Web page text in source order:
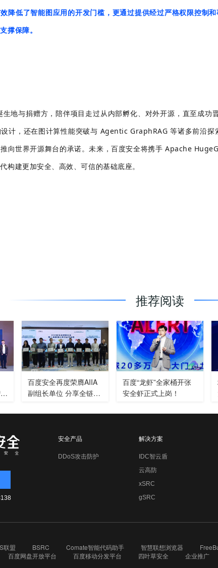
降低了智能图应用的开发门槛，更通过提供经过严格权限控制
撑保障。
地与捐赠方，陪伴项目走过从内部孵化、对外开源，直至成功
计，还在图计算性能突破与 Agentic GraphRAG 等诸多前沿
向世界开源舞台的承诺。未来，百度安全将携手 Apache
构建更加安全、高效、可信的基础底座。
推荐阅读
百度安全再度荣膺AIIA
副组长单位 分享全链路
百度“龙虾”全家桶开张
安全虾正式上岗！
安全产品
DDoS攻击防护
解决方案
IDC智云盾
云高防
xSRC
gSRC
联盟 BSRC Comate智能代码助手 智慧联想浏览器
百度网盘开放平台 百度移动分发平台 四叶草安全
企业推广